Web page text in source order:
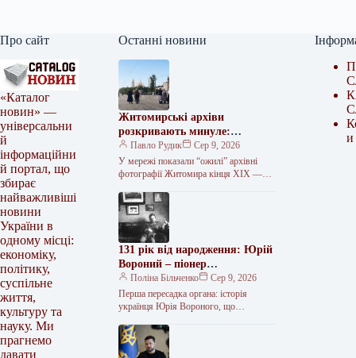
Про сайт
«Каталог
новин» —
універсальни
й
інформаційни
й портал, що
збирає
найважливіші
новини
України в
одному місці:
економіку,
політику,
суспільне
життя,
культуру та
науку. Ми
прагнемо
давати
Останні новини
Житомирські архіви
розкривають минуле:
унікальні фото покажуть
незвідані сторінки міста
Павло Рудик
Сер 9, 2026
У мережі показали “ожилі” архівні
фотографії Житомира кінця ХІХ —
YouTube-каналі “Історії Юри
Мартиновича” опублікували…
131 рік від народження: Юрій
Вороний – піонер
трансплантології
Поліна Більченко
Сер 9, 2026
Перша пересадка органа: історія
українця Юрія Вороного, що
новим стилем) 1895 року в…
и